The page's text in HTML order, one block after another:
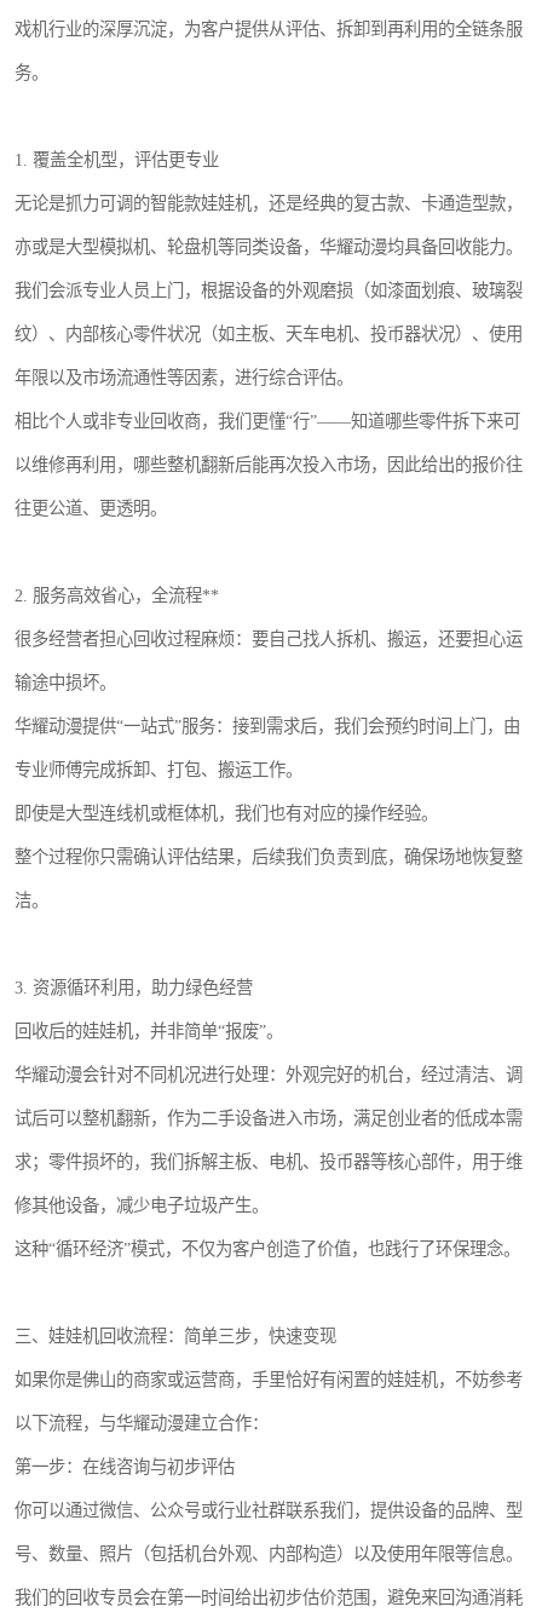
戏机行业的深厚沉淀，为客户提供从评估、拆卸到再利用的全链条服
务。
1. 覆盖全机型，评估更专业
无论是抓力可调的智能款娃娃机，还是经典的复古款、卡通造型款，
亦或是大型模拟机、轮盘机等同类设备，华耀动漫均具备回收能力。
我们会派专业人员上门，根据设备的外观磨损（如漆面划痕、玻璃裂
纹）、内部核心零件状况（如主板、天车电机、投币器状况）、使用
年限以及市场流通性等因素，进行综合评估。
相比个人或非专业回收商，我们更懂“行”——知道哪些零件拆下来可
以维修再利用，哪些整机翻新后能再次投入市场，因此给出的报价往
往更公道、更透明。
2. 服务高效省心，全流程**
很多经营者担心回收过程麻烦：要自己找人拆机、搬运，还要担心运
输途中损坏。
华耀动漫提供“一站式”服务：接到需求后，我们会预约时间上门，由
专业师傅完成拆卸、打包、搬运工作。
即使是大型连线机或框体机，我们也有对应的操作经验。
整个过程你只需确认评估结果，后续我们负责到底，确保场地恢复整
洁。
3. 资源循环利用，助力绿色经营
回收后的娃娃机，并非简单“报废”。
华耀动漫会针对不同机况进行处理：外观完好的机台，经过清洁、调
试后可以整机翻新，作为二手设备进入市场，满足创业者的低成本需
求；零件损坏的，我们拆解主板、电机、投币器等核心部件，用于维
修其他设备，减少电子垃圾产生。
这种“循环经济”模式，不仅为客户创造了价值，也践行了环保理念。
三、娃娃机回收流程：简单三步，快速变现
如果你是佛山的商家或运营商，手里恰好有闲置的娃娃机，不妨参考
以下流程，与华耀动漫建立合作：
第一步：在线咨询与初步评估
你可以通过微信、公众号或行业社群联系我们，提供设备的品牌、型
号、数量、照片（包括机台外观、内部构造）以及使用年限等信息。
我们的回收专员会在第一时间给出初步估价范围，避免来回沟通消耗